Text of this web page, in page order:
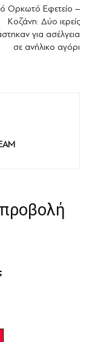
Ορκωτό Εφετείο –
Κοζάνη: Δύο ιερείς
για ασέλγεια
σε ανήλικο αγόρι